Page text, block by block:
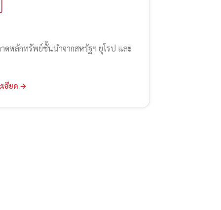
ดหลักทรัพย์ชั้นนำจากสหรัฐฯ ยุโรป และ
เอียด →